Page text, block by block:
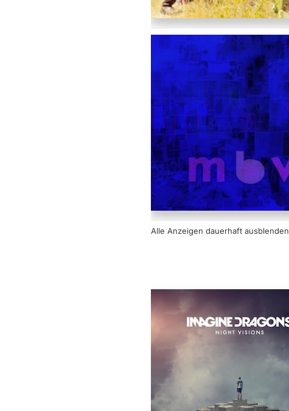
Alle Anzeigen dauerhaftausblenden